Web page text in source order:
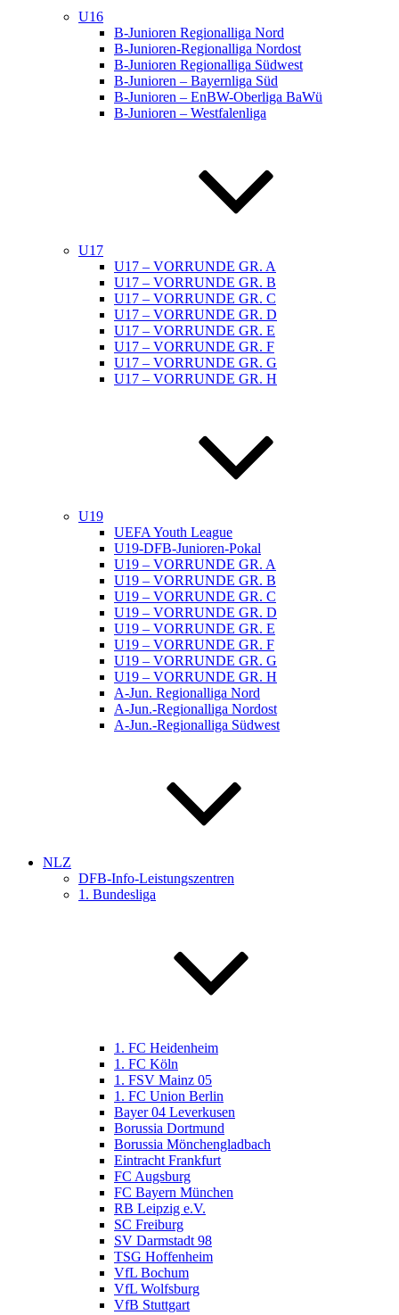
U16
B-Junioren Regionalliga Nord
B-Junioren-Regionalliga Nordost
B-Junioren Regionalliga Südwest
B-Junioren – Bayernliga Süd
B-Junioren – EnBW-Oberliga BaWü
B-Junioren – Westfalenliga
U17
U17 – VORRUNDE GR. A
U17 – VORRUNDE GR. B
U17 – VORRUNDE GR. C
U17 – VORRUNDE GR. D
U17 – VORRUNDE GR. E
U17 – VORRUNDE GR. F
U17 – VORRUNDE GR. G
U17 – VORRUNDE GR. H
U19
UEFA Youth League
U19-DFB-Junioren-Pokal
U19 – VORRUNDE GR. A
U19 – VORRUNDE GR. B
U19 – VORRUNDE GR. C
U19 – VORRUNDE GR. D
U19 – VORRUNDE GR. E
U19 – VORRUNDE GR. F
U19 – VORRUNDE GR. G
U19 – VORRUNDE GR. H
A-Jun. Regionalliga Nord
A-Jun.-Regionalliga Nordost
A-Jun.-Regionalliga Südwest
NLZ
DFB-Info-Leistungszentren
1. Bundesliga
1. FC Heidenheim
1. FC Köln
1. FSV Mainz 05
1. FC Union Berlin
Bayer 04 Leverkusen
Borussia Dortmund
Borussia Mönchengladbach
Eintracht Frankfurt
FC Augsburg
FC Bayern München
RB Leipzig e.V.
SC Freiburg
SV Darmstadt 98
TSG Hoffenheim
VfL Bochum
VfL Wolfsburg
VfB Stuttgart